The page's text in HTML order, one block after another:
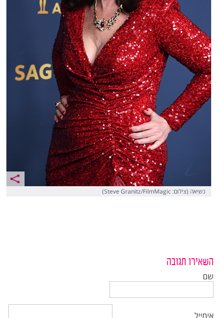
נשיאה (צילום: Steve Granitz/FilmMagic)
השאירו תגובה
שם
אימייל